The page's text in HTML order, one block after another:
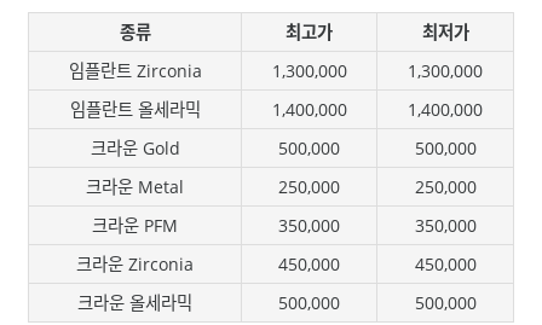
종류 최고가
최저가
임플란트 Zirconia
1,300,000
1,300,000
임플란트 올세라믹
1,400,000
1,400,000
크라운 Gold
500,000
500,000
크라운 Metal
250,000
250,000
크라운 PFM
350,000
350,000
크라운 Zirconia
450,000
450,000
크라운 올세라믹
500,000 500,000